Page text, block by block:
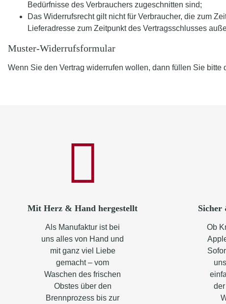
Bedürfnisse des Verbrauchers zugeschnitten sind;
Das Widerrufsrecht gilt nicht für Verbraucher, die zum
Lieferadresse zum Zeitpunkt des Vertragsschlusses
Muster-Widerrufsformular
Wenn Sie den Vertrag widerrufen wollen, dann füllen Sie bitte
Mit Herz & Hand hergestellt
Als Manufaktur ist bei
uns alles von Hand und
mit ganz viel Liebe
gemacht – vom
Waschen des frischen
Obstes über den
Brennprozess bis zur
Sicher
Ob